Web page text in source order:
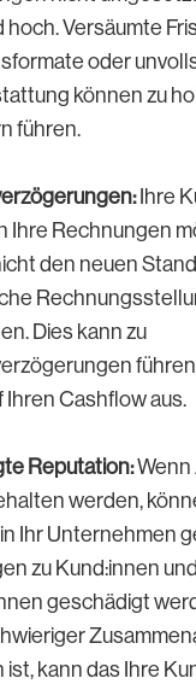
hoch. Versäumte
oder
können zu
führen.
Ihre
Ihre Rechnungen
den neuen
Dies kann zu
Ihren Cashflow aus.
Reputation:Wenn
werden,
Ihr Unternehmen
zu Kund:innen und
geschädigt
kann das Ihre